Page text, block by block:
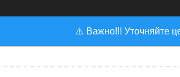
⚠️ Важно!!! Уточняйте